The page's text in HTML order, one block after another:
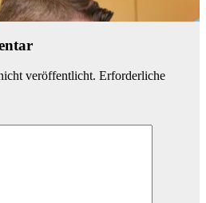
veröffentlicht. Erforderliche